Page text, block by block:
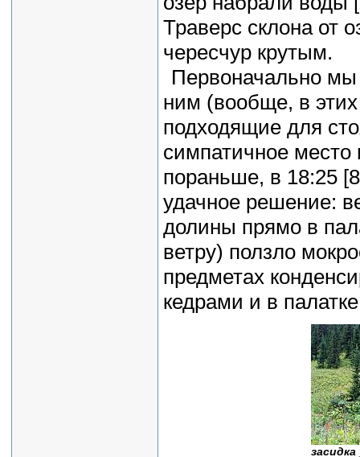
Траверс склона от
чересчур крутым.
Первоначально мы
ним (вообще, в
подходящие для
симпатичное
пораньше, в 18:25
удачное решение:
долины прямо в
ветру) ползло
предметах
кедрами и в